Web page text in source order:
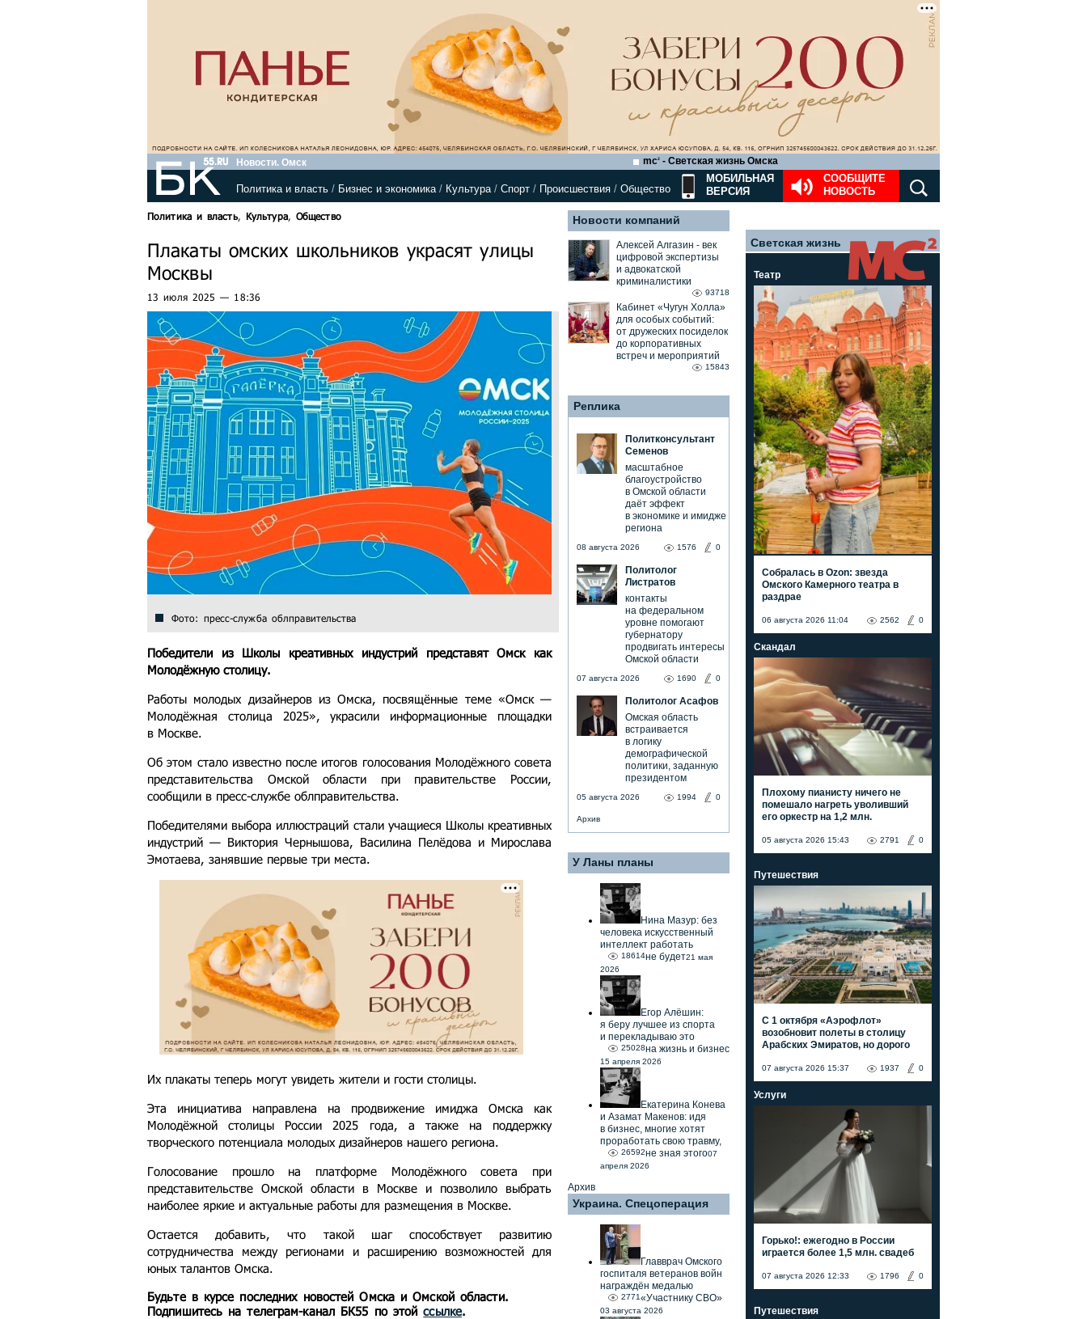
Новости. Омск mc2 - Светская жизнь Омска
Политика и власть / Бизнес и экономика/ Культура/ Спорт / Происшествия / Общество
СООБЩИТЕ
НОВОСТЬ
МОБИЛЬНАЯ
ВЕРСИЯ
Политика и власть, Культура, Общество
Плакаты омских школьников украсят улицы
Москвы
13 июля 2025 — 18:36
Фото: пресс-служба облправительства
Победители из Школы креативных индустрий представят Омск как
Молодёжную столицу.
Работы молодых дизайнеров из Омска, посвящённые теме «Омск —
Молодёжная столица 2025», украсили информационные площадки
в Москве.
Об этом стало известно после итогов голосования Молодёжного совета
представительства Омской области при правительстве России,
сообщили в пресс-службе облправительства.
Победителями выбора иллюстраций стали учащиеся Школы креативных
индустрий — Виктория Чернышова, Василина Пелёдова и Мирослава
Эмотаева, занявшие первые три места.
Их плакаты теперь могут увидеть жители и гости столицы.
Эта инициатива направлена на продвижение имиджа Омска как
Молодёжной столицы России 2025 года, а также на поддержку
творческого потенциала молодых дизайнеров нашего региона.
Голосование прошло на платформе Молодёжного совета при
представительстве Омской области в Москве и позволило выбрать
наиболее яркие и актуальные работы для размещения в Москве.
Остается добавить, что такой шаг способствует развитию
сотрудничества между регионами и расширению возможностей для
юных талантов Омска.
Будьте в курсе последних новостей Омска и Омской области.
Подпишитесь на телеграм-канал БК55 по этойссылке.
Новости компаний
Алексей Алгазин ⁃ век
цифровой экспертизы
и адвокатской
криминалистики
93718
Кабинет «Чугун Холла»
для особых событий:
от дружеских посиделок
до корпоративных
встреч и мероприятий
15843
Реплика
Политконсультант
Семенов
масштабное
благоустройство
в Омской области
даёт эффект
в экономике и имидже
региона
1576 0
08 августа 2026
Политолог
Листратов
контакты
на федеральном
уровне помогают
губернатору
продвигать интересы
Омской области
1690 0
07 августа 2026
Политолог Асафов
Омская область
встраивается
в логику
демографической
политики, заданную
президентом
1994 0
05 августа 2026
Архив
У Ланы планы
Нина Мазур: без
человека искусственный
интеллект работать
не будет
18614
21 мая
2026
Егор Алёшин:
я беру лучшее из спорта
и перекладываю это
на жизнь и бизнес
25028
15 апреля 2026
Екатерина Конева
и Азамат Макенов: идя
в бизнес, многие хотят
проработать свою травму,
не зная этого
26592
07
апреля 2026
Архив
Украина. Спецоперация
Главврач Омского
госпиталя ветеранов войн
награждён медалью
«Участнику СВО»
2771
03 августа 2026
Светская жизнь
Театр
Собралась в Ozon: звезда
Омского Камерного театра в
раздрае
06 августа 2026 11:04 0
2562
Скандал
Плохому пианисту ничего не
помешало нагреть уволивший
его оркестр на 1,2 млн.
05 августа 2026 15:43 0
2791
Путешествия
С 1 октября «Аэрофлот»
возобновит полеты в столицу
Арабских Эмиратов, но дорого
07 августа 2026 15:37 0
1937
Услуги
Горько!: ежегодно в России
играется более 1,5 млн. свадеб
07 августа 2026 12:33 0
1796
Путешествия